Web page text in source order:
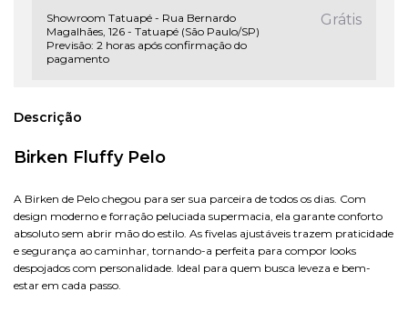
Showroom Tatuapé - Rua Bernardo
Magalhães, 126 - Tatuapé (São Paulo/SP)
Previsão: 2 horas após confirmação do
pagamento
Grátis
Descrição
Birken Fluffy Pelo
A Birken de Pelo chegou para ser sua parceira de todos os dias. Com
design moderno e forração peluciada supermacia , ela garante conforto
absoluto sem abrir mão do estilo. As fivelas ajustáveis trazem praticidade
e segurança ao caminhar, tornando-a perfeita para compor looks
despojados com personalidade. Ideal para quem busca leveza e bem-
estar em cada passo.